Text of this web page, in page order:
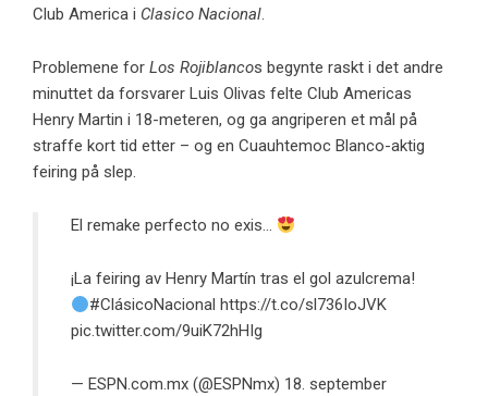
Club America i Clasico Nacional.
Problemene for Los Rojiblancos begynte raskt i det andre
minuttet da forsvarer Luis Olivas felte Club Americas
Henry Martin i 18-meteren, og ga angriperen et mål på
straffe kort tid etter – og en Cuauhtemoc Blanco-aktig
feiring på slep.
El remake perfecto no exis…
¡La feiring av Henry Martín tras el gol azulcrema!
#ClásicoNacional https://t.co/sl736IoJVK
pic.twitter.com/9uiK72hHIg
— ESPN.com.mx (@ESPNmx) 18. september